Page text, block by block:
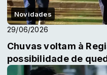
Novidades
29/06/2026
Chuvas voltam à
possibilidade de